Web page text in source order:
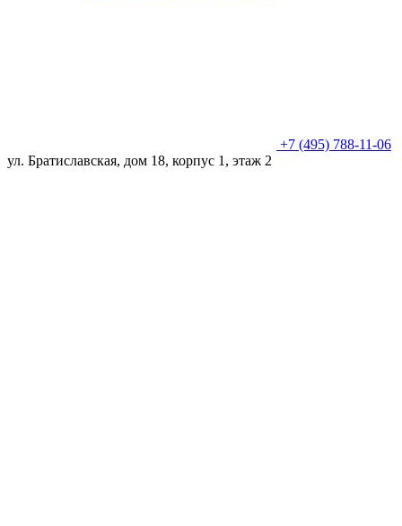
+7 (495) 788-11-06
ул. Братиславская, дом 18, корпус 1, этаж 2